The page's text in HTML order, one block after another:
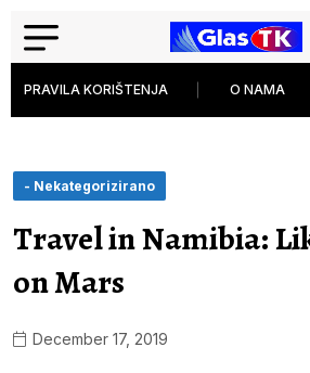
PRAVILA KORIŠTENJA O NAMA
- Nekategorizirano
Travel in Namibia:
on Mars
December 17, 2019